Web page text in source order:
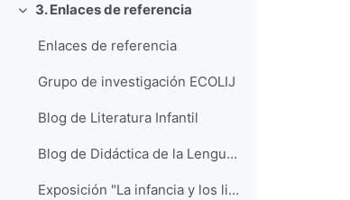
Colapsar
3. Enlaces de referencia
Enlaces de referencia
Grupo de investigación ECOLIJ
Blog de Literatura Infantil
Blog de Didáctica de la Lengua en EI
Exposición "La infancia y los libros de no ficción"